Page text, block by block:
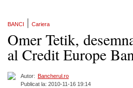
BANCI Cariera
Omer Tetik,
al Credit Europe
Autor: Bancherul.ro
Publicat la: 2010-11-16 19:14